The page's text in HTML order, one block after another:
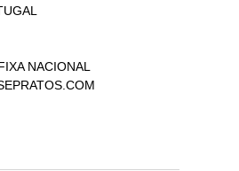
NACIONAL